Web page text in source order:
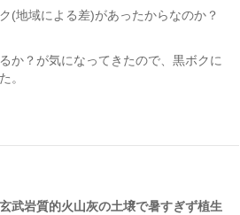
(地域による差)があったからなのか？
か？が気になってきたので、黒ボクに
。
玄武岩質的火山灰の土壌で暑すぎず植生